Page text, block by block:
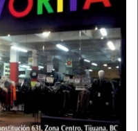
la presidenta de
y preferencias
todos?
su periodo
general de Estados